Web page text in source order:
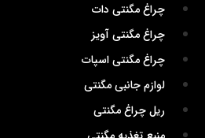
چراغ مگنتی دات
چراغ مگنتی آویز
چراغ مگنتی اسپات
لوازم جانبی مگنتی
ریل چراغ مگنتی